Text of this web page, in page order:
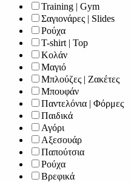
Training | Gym
Σαγιονάρες | Slides
Ρούχα
T-shirt | Top
Κολάν
Μαγιό
Μπλούζες | Ζακέτες
Μπουφάν
Παντελόνια | Φόρμες
Παιδικά
Αγόρι
Αξεσουάρ
Παπούτσια
Ρούχα
Βρεφικά